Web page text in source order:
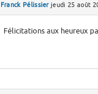
Franck Pélissierjeudi 25 août
Félicitations aux heureux